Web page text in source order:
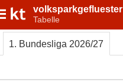
volksparkgefluester
Tabelle
1. Bundesliga 2026/27